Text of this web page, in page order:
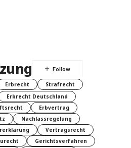
Erbrecht
Strafrecht
Erbrecht Deutschland
Erbvertrag
Nachlassregelung
Vertragsrecht
Gerichtsverfahren